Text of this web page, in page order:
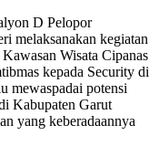
D Pelopor
melaksanakan kegiatan
Wisata Cipanas
kepada Security di
mewaspadai potensi
Kabupaten Garut
yang keberadaannya